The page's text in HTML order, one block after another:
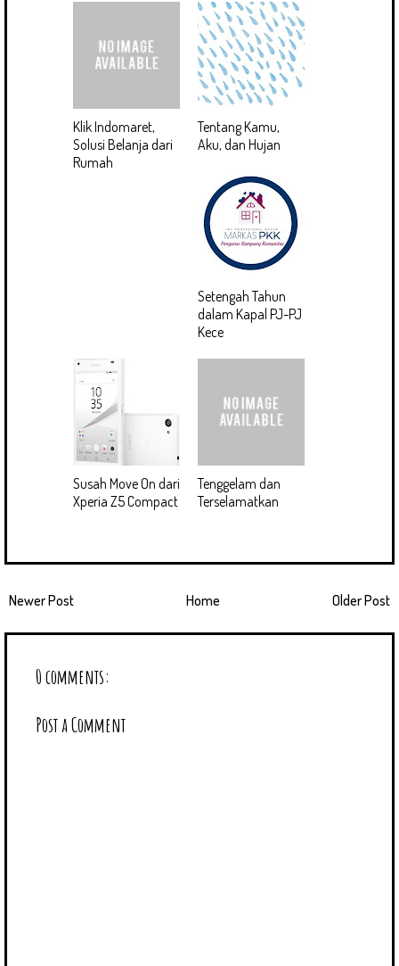
Klik Indomaret,
Solusi Belanja dari
Rumah
Tentang Kamu,
Aku, dan Hujan
Setengah Tahun
dalam Kapal PJ-PJ
Kece
Susah Move On dari
Xperia Z5 Compact
Tenggelam dan
Terselamatkan
Newer Post Older Post
Home
0 comments:
Post a Comment